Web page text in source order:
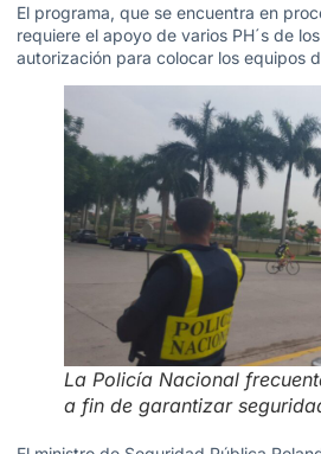
El programa, que se encuentra en
requiere el apoyo de varios PH´s de
autorización para colocar los equipos
La Policía Nacional
a fin de garantizar